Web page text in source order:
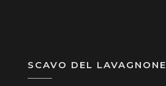
SCAVO DEL LAVAGNONE